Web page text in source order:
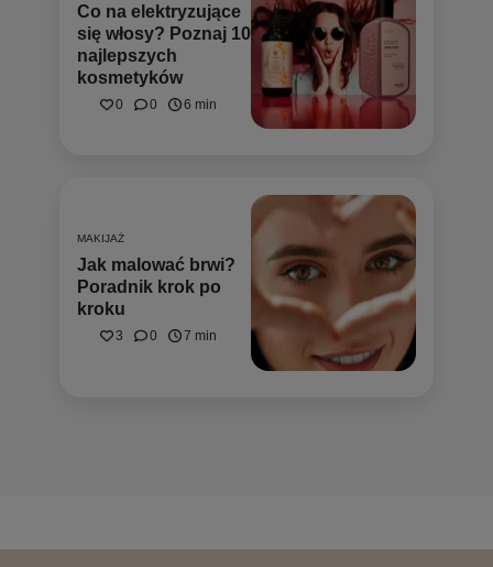
Co na elektryzujące
się włosy? Poznaj 10
najlepszych
kosmetyków
0 0 6 min
MAKIJAŻ
Jak malować brwi?
Poradnik krok po
kroku
3 0 7 min